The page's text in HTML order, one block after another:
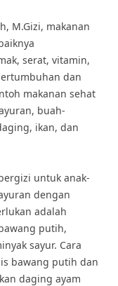
M.Gizi, makanan
serat, vitamin,
dan
makanan sehat
buah-
ikan, dan
untuk anak-
dengan
adalah
putih,
sayur. Cara
bawang putih dan
daging ayam